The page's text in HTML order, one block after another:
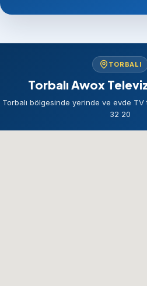
TORBALI
Torbalı Awox
Torbalı bölgesinde yerinde ve evde TV
32 20